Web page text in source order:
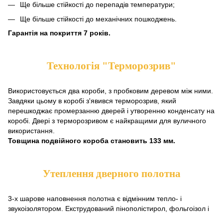
Ще більше стійкості до перепадів температури;
Ще більше стійкості до механічних пошкоджень.
Гарантія на покриття 7 років.
Технологія "Терморозрив"
Використовується два короби, з пробковим деревом між ними.
Завдяки цьому в коробі з'явився терморозрив, який
перешкоджає промерзанню дверей і утворенню конденсату на
коробі. Двері з терморозривом є найкращими для вуличного
використання.
Товщина подвійного короба становить 133 мм.
Утеплення дверного полотна
3-х шарове наповнення полотна є відмінним тепло- і
звукоізолятором. Екструдований пінополістирол, фольгоізол і